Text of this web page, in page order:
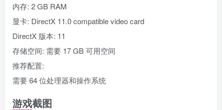
内存: 2 GB RAM
显卡: DirectX 11.0 compatible video card
DirectX 版本: 11
存储空间: 需要 17 GB 可用空间
推荐配置:
需要 64 位处理器和操作系统
游戏截图